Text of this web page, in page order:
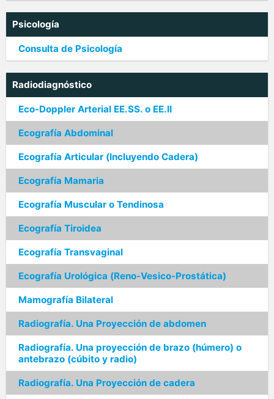
Psicología
Consulta de Psicología
Radiodiagnóstico
Eco-Doppler Arterial EE.SS. o EE.II
Ecografía Abdominal
Ecografía Articular (Incluyendo Cadera)
Ecografía Mamaria
Ecografía Muscular o Tendinosa
Ecografía Tiroidea
Ecografía Transvaginal
Ecografía Urológica (Reno-Vesico-Prostática)
Mamografía Bilateral
Radiografía. Una Proyección de abdomen
Radiografía. Una proyección de brazo (húmero) o
antebrazo (cúbito y radio)
Radiografía. Una Proyección de cadera